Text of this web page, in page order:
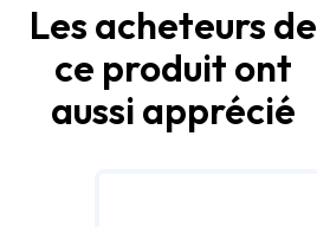
Les acheteurs de
ce produit ont
aussi apprécié